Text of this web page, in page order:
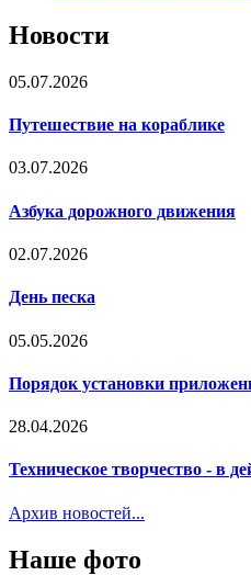
Новости
05.07.2026
Путешествие на кораблике
03.07.2026
Азбука дорожного движения
02.07.2026
День песка
05.05.2026
Порядок установки
28.04.2026
Техническое творчество - в
Архив новостей...
Наше фото